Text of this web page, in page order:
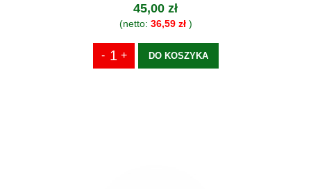
45,00 zł
(netto: 36,59 zł)
DO KOSZYKA